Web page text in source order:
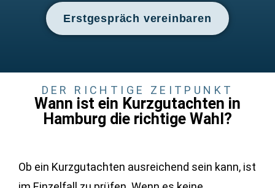
Erstgespräch vereinbaren
DER RICHTIGE ZEITPUNKT
Wann ist ein Kurzgutachten in
Hamburg die richtige Wahl?
Ob ein Kurzgutachten ausreichend sein kann, ist